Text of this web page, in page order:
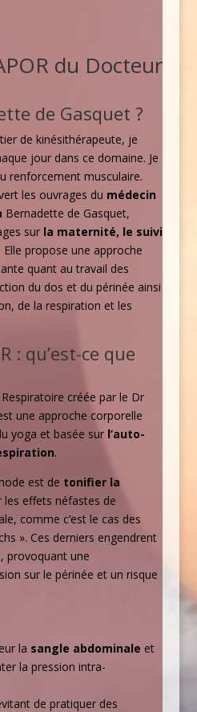
du Docteur
de Gasquet ?
de kinésithérapeute, je
jour dans ce domaine. Je
renforcement musculaire.
les ouvrages du médecin
Bernadette de Gasquet,
sur la maternité, le suivi
. Elle propose une approche
quant au travail des
du dos et du périnée ainsi
de la respiration et les
: qu’est-ce que
créée par le Dr
une approche corporelle
yoga et basée sur l’auto-
.
est de tonifier la
les effets néfastes de
comme c’est le cas des
». Ces derniers engendrent
provoquant une
sur le périnée et un risque
la sangle abdominale et
la pression intra-
de pratiquer des